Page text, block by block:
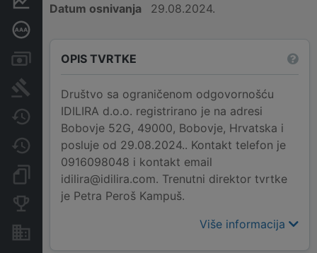
Računi i blokade
Sudske objave
Javne nabavke
Promjene
Dokumenti i objave
Konkurentske tvrtke
Datum osnivanja
29.08.2024.
OPIS TVRTKE
Društvo sa ograničenom odgovornošću
IDILIRA d.o.o. registrirano je na adresi
Bobovje 52G, 49000, Bobovje, Hrvatska i
posluje od 29.08.2024.. Kontakt telefon je
0916098048 i kontakt email
idilira@idilira.com. Trenutni direktor tvrtke
je Petra Peroš Kampuš.
Više informacija